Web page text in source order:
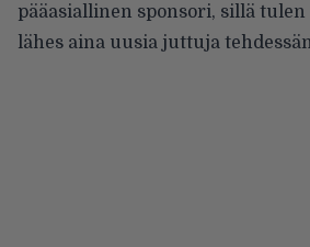
pääasiallinen sponsori, sillä
lähes aina uusia juttuja